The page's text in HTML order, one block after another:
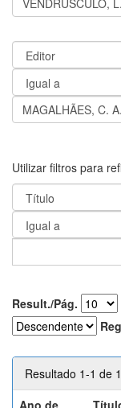
Utilizar filtros para
Result./Pág.
Resultado 1-1 de
Ano de